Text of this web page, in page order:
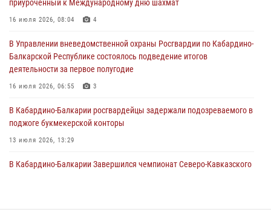
генерала армии Виктора Золотова с заместителем полномочного
представителя Президента Российской Федерации в Северо-
31 июля 2026, 06:45 1
Управление Росгвардии по Кабардино-Балкарской Республике
информирует
приуроченный к Международному дню шахмат
16 июля 2026, 08:04 4
В Управлении вневедомственной охраны Росгвардии по Кабардино-
Балкарской Республике состоялось подведение итогов
деятельности за первое полугодие
16 июля 2026, 06:55 3
В Кабардино-Балкарии росгвардейцы задержали подозреваемого в
поджоге букмекерской конторы
13 июля 2026, 13:29
В Кабардино-Балкарии Завершился чемпионат Северо-Кавказского